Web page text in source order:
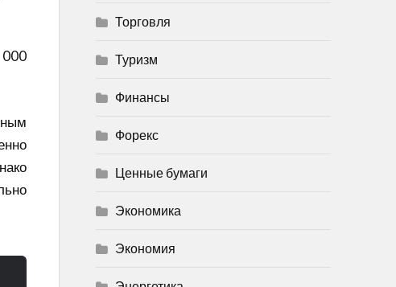
Торговля
Туризм
Финансы
Форекс
Ценные бумаги
Экономика
Экономия